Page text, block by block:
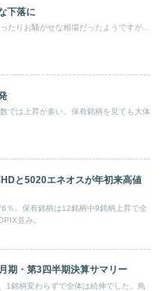
下落に
たりお騒がせな相場だったようですが…
では上昇が多い。保有銘柄を見ても大体
と5020エネオスが年初来高値
％。保有銘柄は12銘柄中9銘柄上昇で全
並み。
期・第3四半期決算サマリー
1銘柄変わらずで全体は続伸でした。鳥